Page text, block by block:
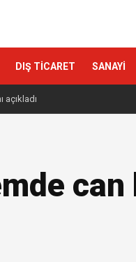
DIŞ TİCARET SANAYİ
açıkladı
can